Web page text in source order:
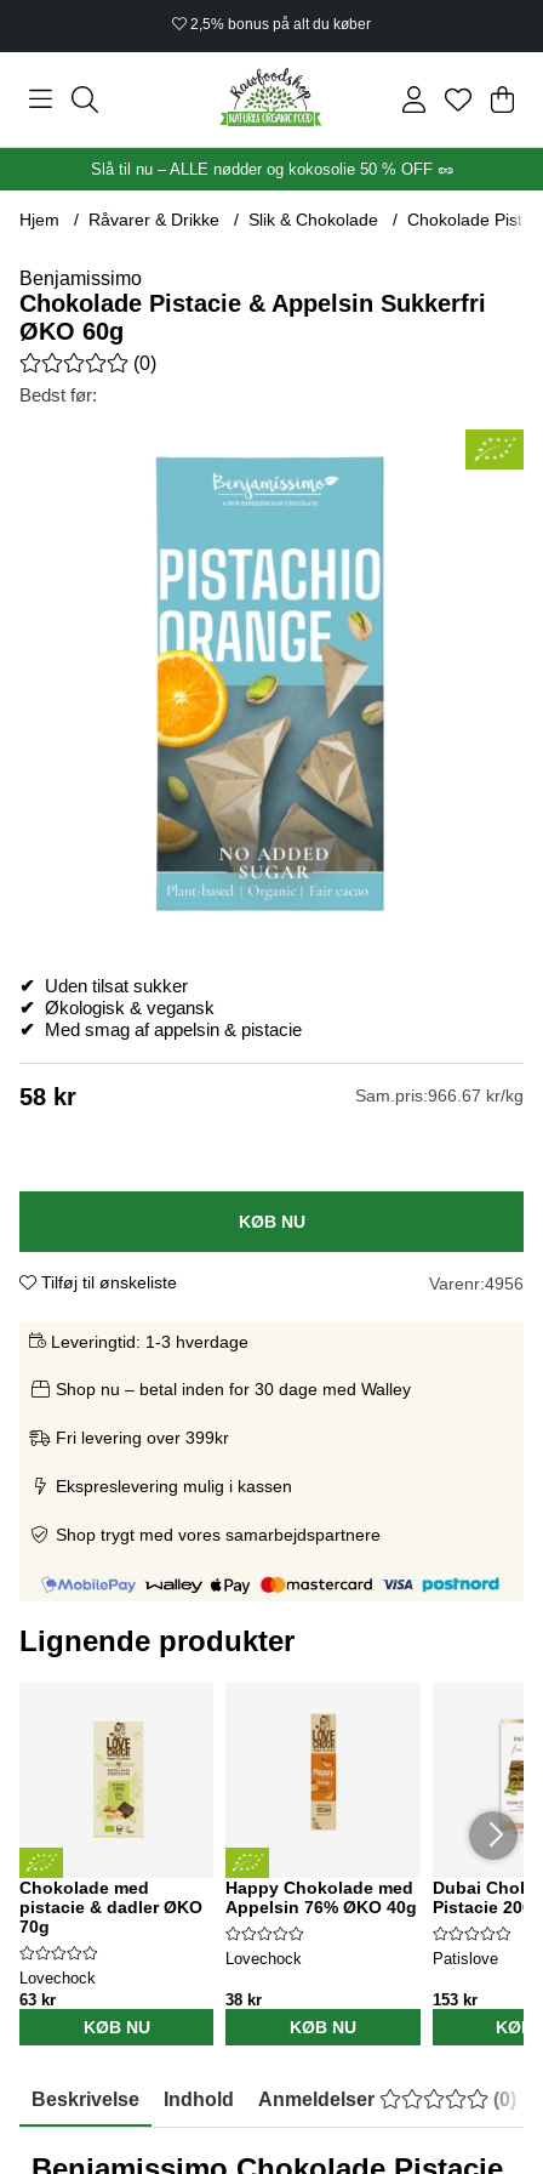
2,5% bonus på alt du køber
.
Slå til nu – ALLE nødder og kokosolie 50 % OFF 🥜
Hjem Råvarer & Drikke Slik & Chokolade Chokolade
Benjamissimo
Chokolade Pistacie & Appelsin Sukkerfri
ØKO 60g
Gennemsnitlig vurdering 0 ud af 5 Antal vurderinger 0
(0)
Bedst før:
Produktbilleder Chokolade Pistacie & Appelsin Sukkerfri ØKO
✔ Uden tilsat sukker
✔ Økologisk & vegansk
✔
Med smag af appelsin & pistacie
58 kr Sam.pris:966.67 kr/kg
KØB NU
Tilføj til ønskeliste Varenr:4956
Leveringtid: 1-3 hverdage
Shop nu – betal inden for 30 dage med Walley
Fri levering over 399kr
Ekspreslevering mulig i kassen
Shop trygt med vores samarbejdspartnere
Lignende produkter
Chokolade med
pistacie & dadler ØKO
70g
Lovechock
63 kr
KØB NU
Happy Chokolade med
Appelsin 76% ØKO 40g
Lovechock
38 kr
KØB NU
Dubai
Pistacie 200g
Patislove
153 kr
KØB
Beskrivelse Indhold Anmeldelser (0)